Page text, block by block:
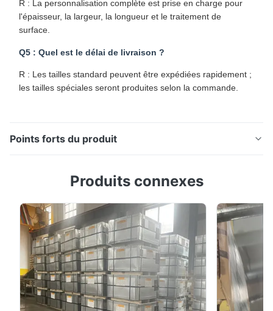
R : La personnalisation complète est prise en charge pour
l'épaisseur, la largeur, la longueur et le traitement de
surface.
Q5 : Quel est le délai de livraison ?
R : Les tailles standard peuvent être expédiées rapidement ;
les tailles spéciales seront produites selon la commande.
Points forts du produit
alimentaire 0,01 mm 316 304 8K Solutions d'acier
industries de transformation alimentaire, des
dispositifs médicaux et de fabrication de précision, les
clients rencontrent couramment les problèmes ...
Produits connexes